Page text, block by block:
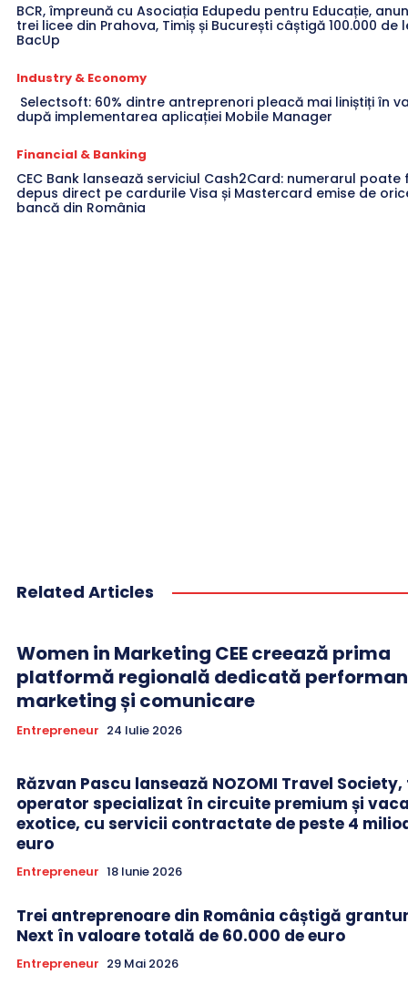
BCR, împreună cu Asociația Edupedu pentru Educație,
trei licee din Prahova, Timiș și București câștigă 100.000 de
BacUp
Industry & Economy
Selectsoft: 60% dintre antreprenori pleacă mai liniștiți în
după implementarea aplicației Mobile Manager
Financial & Banking
CEC Bank lansează serviciul Cash2Card: numerarul poate
depus direct pe cardurile Visa și Mastercard emise de
bancă din România
Related Articles
Women in Marketing CEE creează prima
platformă regională dedicată
marketing și comunicare
Entrepreneur 24 Iulie 2026
Răzvan Pascu lansează NOZOMI Travel
operator specializat în circuite premium și
exotice, cu servicii contractate de peste 4
euro
Entrepreneur 18 Iunie 2026
Trei antreprenoare din România câștigă
Next în valoare totală de 60.000 de euro
Entrepreneur 29 Mai 2026